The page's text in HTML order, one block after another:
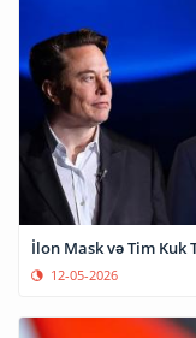
İlon Mask və Tim
12-05-2026